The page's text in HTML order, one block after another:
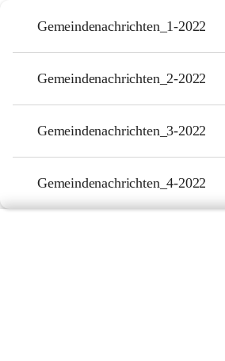
Gemeindenachrichten_1-2022
Gemeindenachrichten_2-2022
Gemeindenachrichten_3-2022
Gemeindenachrichten_4-2022